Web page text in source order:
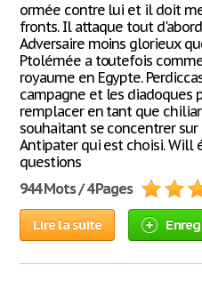
ormée contre lui et il doit
fronts. Il attaque tout
Adversaire moins glorieux
Ptolémée a toutefois
royaume en Egypte.
campagne et les diadoques
remplacer en tant que
souhaitant se concentrer
Antipater qui est choisi. Will
questions
944 Mots / 4 Pages
Lire la suite